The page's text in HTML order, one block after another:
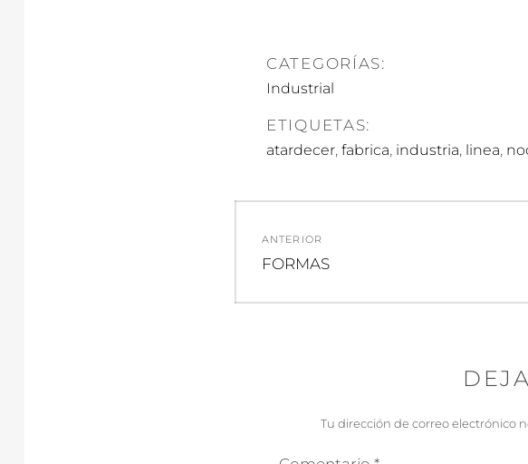
CATEGORÍAS:
Industrial
ETIQUETAS:
atardecer, fabrica, industria, linea,
de
entradas
ANTERIOR
Entrada
FORMAS
Tu dirección de correo electrónico